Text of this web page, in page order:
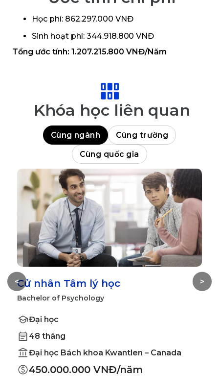
Học phí: 862.297.000 VNĐ
Sinh hoạt phí: 344.918.800 VNĐ
Tổng ước tính: 1.207.215.800 VNĐ/Năm
Khóa học liên quan
Cùng ngành Cùng trường
Cùng quốc gia
Cử nhân Tâm lý học
Bachelor of Psychology
Đại học
48 tháng
Đại học Bách khoa Kwantlen – Canada
450.000.000 VNĐ/năm
>
<